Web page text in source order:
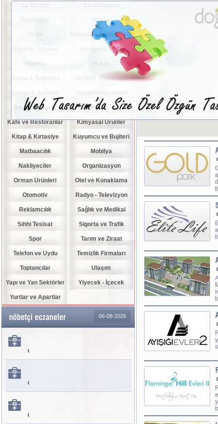
Ev Tekstili
Fabrikalar Finans
Giyim Güvenlik - İş Güvenliği
Bakım
Hediyelik Eşya
Hırdavat
İletişim Hizmetleri
İnşaat Projeleri İş Makinaları
Kafe ve Restoranlar Kimyasal Ürünler
Kitap & Kırtasiye Kuyumcu ve Bujiteri
Matbaacılık Mobilya
Nakliyeciler Organizasyon
Orman Ürünleri Otel ve Konaklama
Otomotiv Radyo - Televizyon
Reklamcılık Sağlık ve Medikal
Sıhhi Tesisat Sigorta ve Trafik
Spor Tarım ve Ziraat
Telefon ve Uydu Temizlik Firmaları
Toptancılar Ulaşım
Yapı ve Yan Sektörler Yiyecek - İçecek
Yurtlar ve Apartlar
06-08-2026